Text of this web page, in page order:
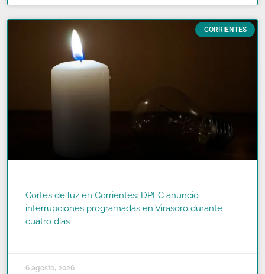
CORRIENTES
Cortes de luz en Corrientes: DPEC anunció
interrupciones programadas en Virasoro durante
cuatro días
6 agosto, 2026